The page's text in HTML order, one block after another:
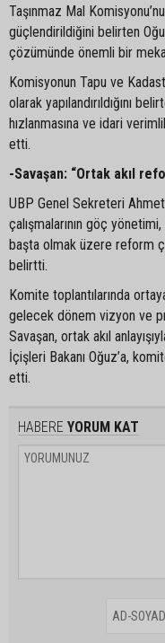
Taşınmaz Mal
güçlendirildiğini belirten
çözümünde önemli bir
Komisyonun Tapu ve
olarak yapılandırıldığını
hızlanmasına ve idari
etti.
-Savaşan: “Ortak akıl
UBP Genel Sekreteri
çalışmalarının göç
başta olmak üzere reform
belirtti.
Komite toplantılarında
gelecek dönem vizyon ve
Savaşan, ortak akıl
İçişleri Bakanı Oğuz’a,
etti.
HABERE YORUM KAT